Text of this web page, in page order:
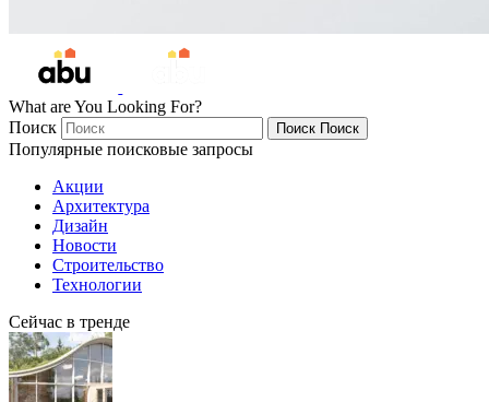
What are You Looking For?
Поиск
Поиск Поиск
Популярные поисковые запросы
Акции
Архитектура
Дизайн
Новости
Строительство
Технологии
Сейчас в тренде